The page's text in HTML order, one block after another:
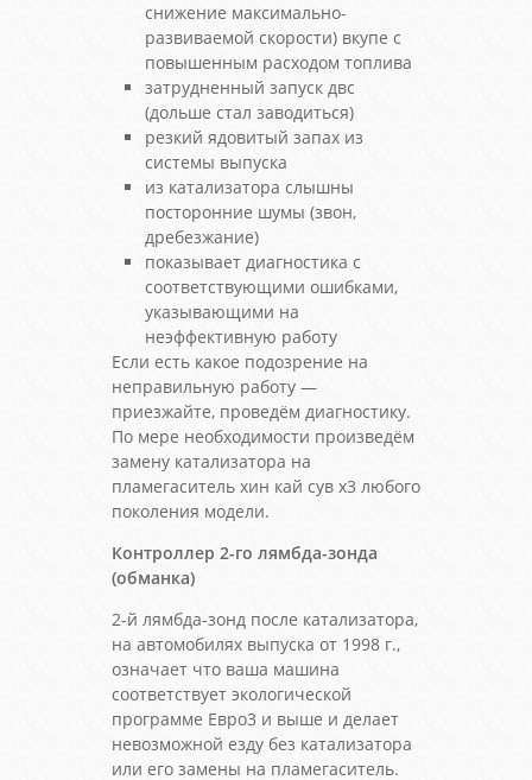
снижение максимально-
развиваемой скорости) вкупе с
повышенным расходом топлива
затрудненный запуск двс
(дольше стал заводиться)
резкий ядовитый запах из
системы выпуска
из катализатора слышны
посторонние шумы (звон,
дребезжание)
показывает диагностика с
соответствующими ошибками,
указывающими на
неэффективную работу
Если есть какое подозрение на
неправильную работу —
приезжайте, проведём диагностику.
По мере необходимости произведём
замену катализатора на
пламегаситель хин кай сув х3 любого
поколения модели.
Контроллер 2-го лямбда-зонда
(обманка)
2-й лямбда-зонд после катализатора,
на автомобилях выпуска от 1998 г.,
означает что ваша машина
соответствует экологической
программе Евро3 и выше и делает
невозможной езду без катализатора
или его замены на пламегаситель.